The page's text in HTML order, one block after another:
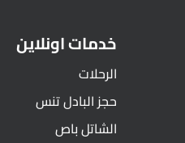
خدمات اونلاين
الرحلات
حجز البادل تنس
الشاتل باص